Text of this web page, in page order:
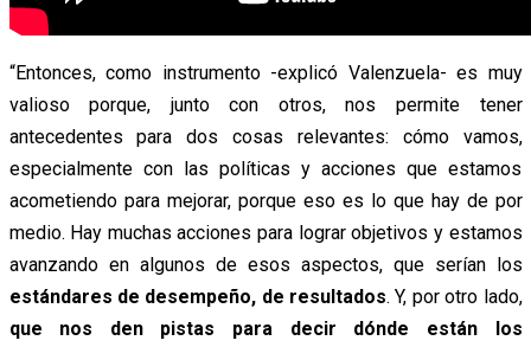
“Entonces, como instrumento -explicó Valenzuela- es muy
valioso porque, junto con otros, nos permite tener
antecedentes para dos cosas relevantes: cómo vamos,
especialmente con las políticas y acciones que estamos
acometiendo para mejorar, porque eso es lo que hay de por
medio. Hay muchas acciones para lograr objetivos y estamos
avanzando en algunos de esos aspectos, que serían los
estándares de desempeño, de resultados. Y, por otro lado,
que nos den pistas para decir dónde están los